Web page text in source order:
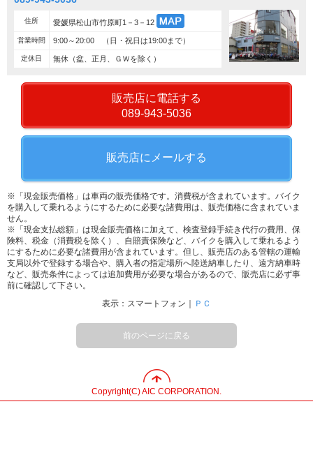
住所 愛媛県松山市竹原町1－3－12
営業時間 9:00～20:00 （日・祝日は19:00まで）
定休日 無休（盆、正月、ＧＷを除く）
販売店に電話する
089-943-5036
販売店にメールする
※「現金販売価格」は車両の販売価格です。消費税が含まれています。バイク
を購入して乗れるようにするために必要な諸費用は、販売価格に含まれていま
せん。
※「現金支払総額」は現金販売価格に加えて、検査登録手続き代行の費用、保
険料、税金（消費税を除く）、自賠責保険など、バイクを購入して乗れるよう
にするために必要な諸費用が含まれています。但し、販売店のある管轄の運輸
支局以外で登録する場合や、購入者の指定場所へ陸送納車したり、遠方納車時
など、販売条件によっては追加費用が必要な場合があるので、販売店に必ず事
前に確認して下さい。
表示：スマートフォン｜
ＰＣ
前のページに戻る
Copyright(C) AIC CORPORATION.